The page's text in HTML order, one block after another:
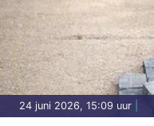
24 juni 2026, 15:09 uur